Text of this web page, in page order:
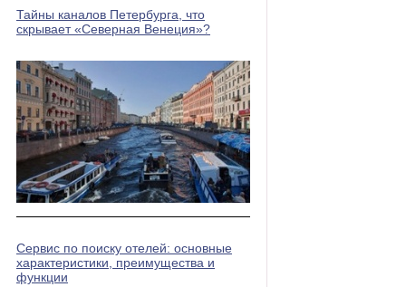
Тайны каналов Петербурга, что
скрывает «Северная Венеция»?
Сервис по поиску отелей: основные
характеристики, преимущества и
функции